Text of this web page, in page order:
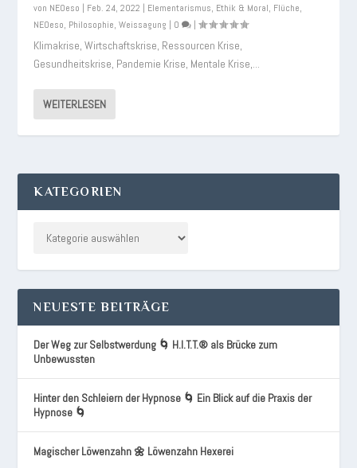
von NEOeso | Feb. 24, 2022 | Elementarismus, Ethik & Moral, Flüche,
NEOeso, Philosophie,Weissagung | 0 |
Klimakrise, Wirtschaftskrise, Ressourcen Krise,
Gesundheitskrise, Pandemie Krise, Mentale Krise,...
WEITERLESEN
KATEGORIEN
NEUESTE BEITRÄGE
Der Weg zur Selbstwerdung 🌀 H.I.T.T.® als Brücke zum
Unbewussten
Hinter den Schleiern der Hypnose 🌀 Ein Blick auf die Praxis der
Hypnose 🌀
Magischer Löwenzahn 🌼 Löwenzahn Hexerei